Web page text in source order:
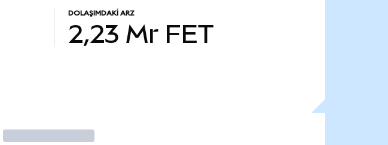
DOLAŞIMDAKI ARZ
2,23 Mr FET
İşlem Yap